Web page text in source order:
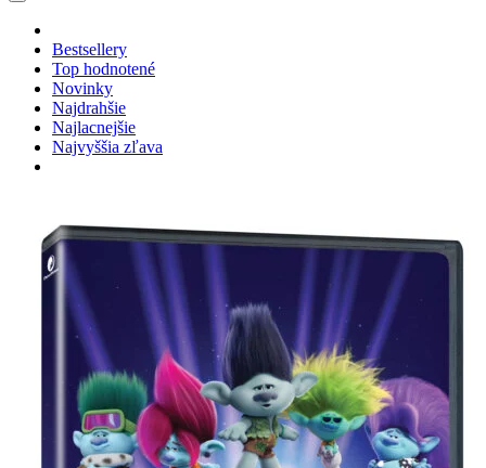
Bestsellery
Top hodnotené
Novinky
Najdrahšie
Najlacnejšie
Najvyššia zľava